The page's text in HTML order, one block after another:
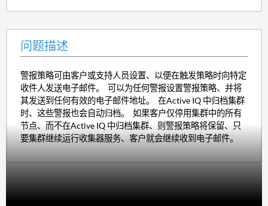
问题描述
警报策略可由客户或支持人员设置、以便在触发策略时向特定
收件人发送电子邮件。 可以为任何警报设置警报策略、并将
其发送到任何有效的电子邮件地址。 在Active IQ 中归档集群
时、这些警报也会自动归档。 如果客户仅停用集群中的所有
节点、而不在Active IQ 中归档集群、则警报策略将保留、只
要集群继续运行收集器服务、客户就会继续收到电子邮件。